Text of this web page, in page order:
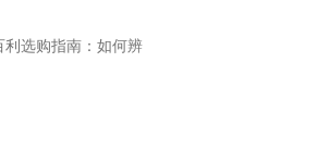
选购指南：如何辨